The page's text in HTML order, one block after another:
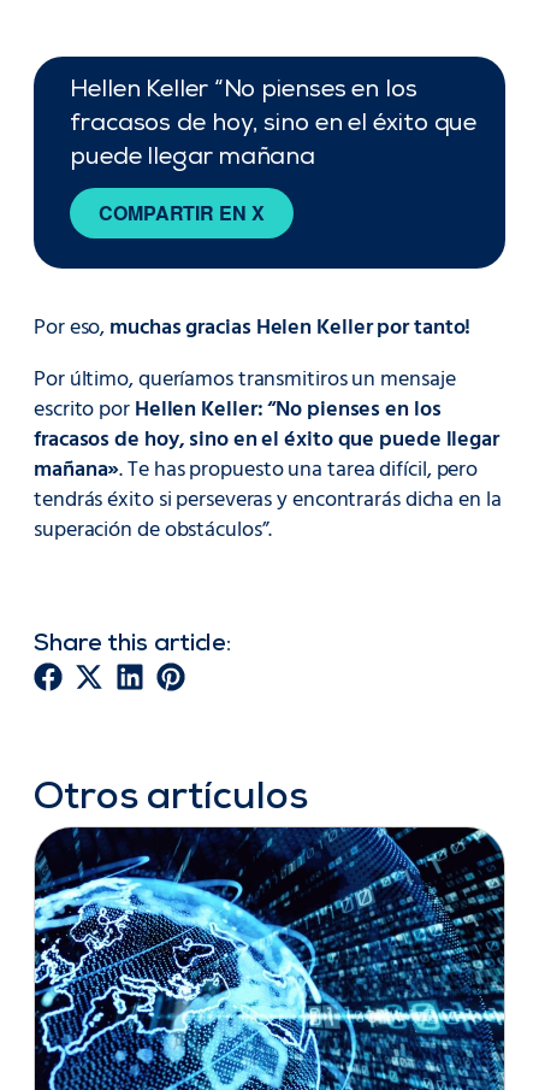
Hellen Keller “No pienses en los
fracasos de hoy, sino en el éxito que
puede llegar mañana
COMPARTIR EN X
Por eso,muchas gracias Helen Keller por tanto!
Por último, queríamos transmitiros un mensaje
escrito porHellen Keller: “No pienses en los
fracasos de hoy, sino en el éxito que puede llegar
mañana». Te has propuesto una tarea difícil, pero
tendrás éxito si perseveras y encontrarás dicha en la
superación de obstáculos”.
Share this article:
Otros artículos